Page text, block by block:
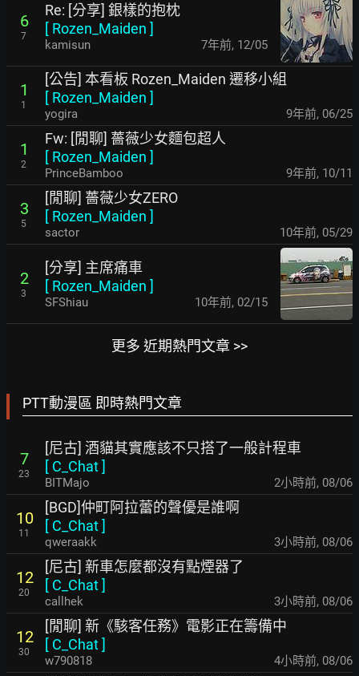
6
7
Re: [分享] 銀樣的抱枕
[ Rozen_Maiden ]
kamisun 7年前, 12/05
1
1
[公告] 本看板 Rozen_Maiden 遷移小組
[ Rozen_Maiden ]
yogira 9年前, 06/25
1
2
Fw: [閒聊] 薔薇少女麵包超人
[ Rozen_Maiden ]
PrinceBamboo 9年前, 10/11
3
5
[閒聊] 薔薇少女ZERO
[ Rozen_Maiden ]
sactor 10年前, 05/29
2
3
[分享] 主席痛車
[ Rozen_Maiden ]
SFShiau 10年前, 02/15
更多 近期熱門文章 >>
PTT動漫區 即時熱門文章
7
23
[尼古] 酒貓其實應該不只搭了一般計程車
[ C_Chat]
BITMajo 2小時前, 08/06
10
11
[BGD]仲町阿拉蕾的聲優是誰啊
[ C_Chat]
qweraakk 3小時前, 08/06
12
20
[尼古] 新車怎麼都沒有點煙器了
[ C_Chat]
callhek 3小時前, 08/06
12
30
[閒聊] 新《駭客任務》電影正在籌備中
[ C_Chat]
w790818 4小時前, 08/06